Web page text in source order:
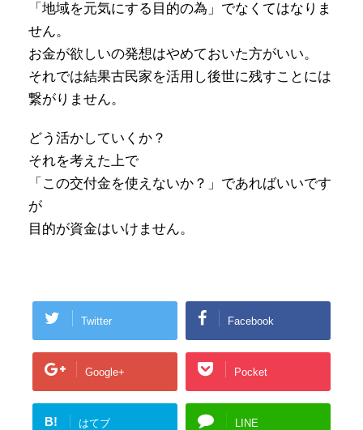
「地域を元気にする目的の為」でなくてはなりま
せん。
お金が欲しいの発想はやめておいた方がいい。
それでは結果古民家を活用し後世に残すことには
繋がりません。
どう活かしていくか？
それを考えた上で
「この交付金を使えないか？」であればいいです
が
目的が資金はいけません。
Twitter Facebook
Google+ Pocket
B! はてブ LINE